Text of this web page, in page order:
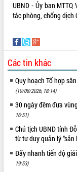
Định vị cà phê Việt Nam
sản sống” trong dòng
sống người dân từ những
thực
Quyết liệt tháo gỡ vướng
nhanh tiến độ các dự án
trong Khu kinh tế Nam
Hòn Yến phát triển du lịch
tồn biển
Lấy ý kiến điều chỉnh Quy
Đắk Lắk thời kỳ 2021-
đến năm 2050
giải phóng mặt bằng
ven biển
UBND - Ủy ban
tác phòng, chống dịch
Các tin khác
Quy hoạch Tổ hợp
(10/08/2026, 18:14)
30 ngày đêm đưa
16:51)
Chủ tịch UBND tỉnh
từ tư duy quản lý
Đẩy nhanh tiến độ
19:53)